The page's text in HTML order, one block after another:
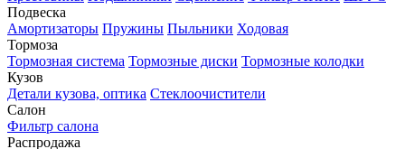
Подвеска
Амортизаторы Пружины Пыльники Ходовая
Тормоза
Тормозная система Тормозные диски Тормозные колодки
Кузов
Детали кузова, оптика Стеклоочистители
Салон
Фильтр салона
Распродажа